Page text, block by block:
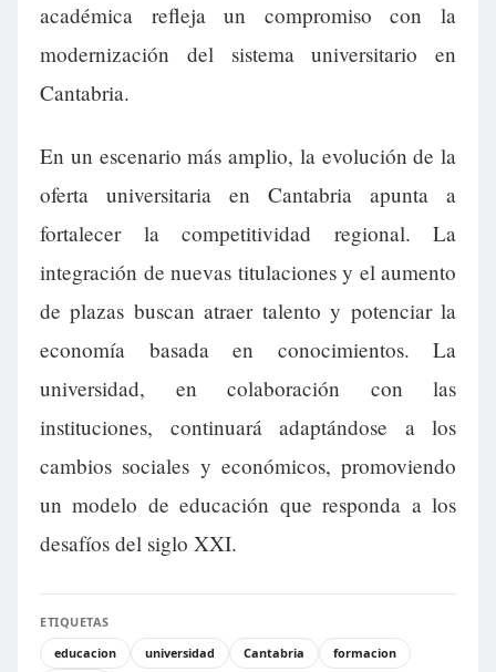
académica refleja un compromiso con la
modernización del sistema universitario en
Cantabria.
En un escenario más amplio, la evolución de la
oferta universitaria en Cantabria apunta a
fortalecer la competitividad regional. La
integración de nuevas titulaciones y el aumento
de plazas buscan atraer talento y potenciar la
economía basada en conocimientos. La
universidad, en colaboración con las
instituciones, continuará adaptándose a los
cambios sociales y económicos, promoviendo
un modelo de educación que responda a los
desafíos del siglo XXI.
ETIQUETAS
educacion
universidad Cantabria
formacion